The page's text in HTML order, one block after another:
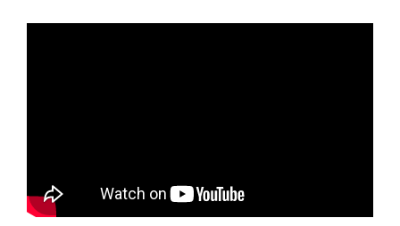
Kontakt